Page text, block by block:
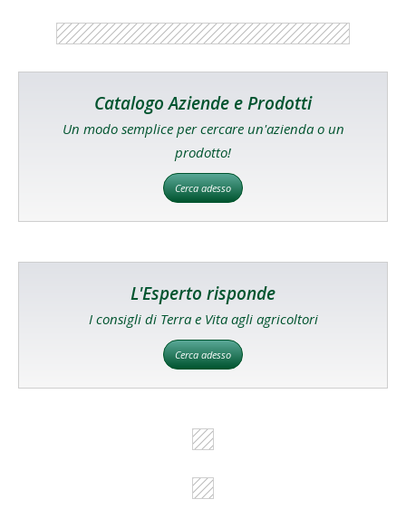
Catalogo Aziende e Prodotti
Un modo semplice per cercare un'azienda o un
prodotto!
Cerca adesso
L'Esperto risponde
I consigli di Terra e Vita agli agricoltori
Cerca adesso